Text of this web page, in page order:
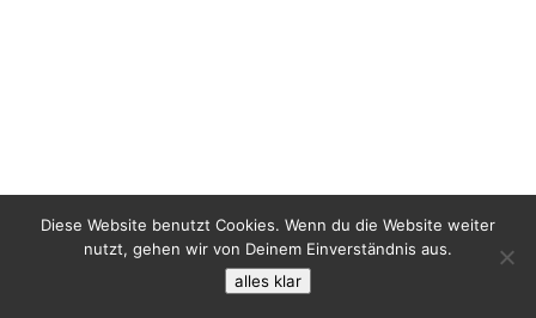
Diese Website benutzt Cookies. Wenn du die Website weiter
nutzt, gehen wir von Deinem Einverständnis aus.
alles klar